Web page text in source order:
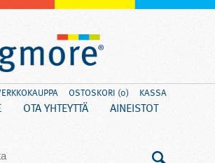
OTA YHTEYTTÄ AINEISTOT
OSTOSKORI (0) KASSA